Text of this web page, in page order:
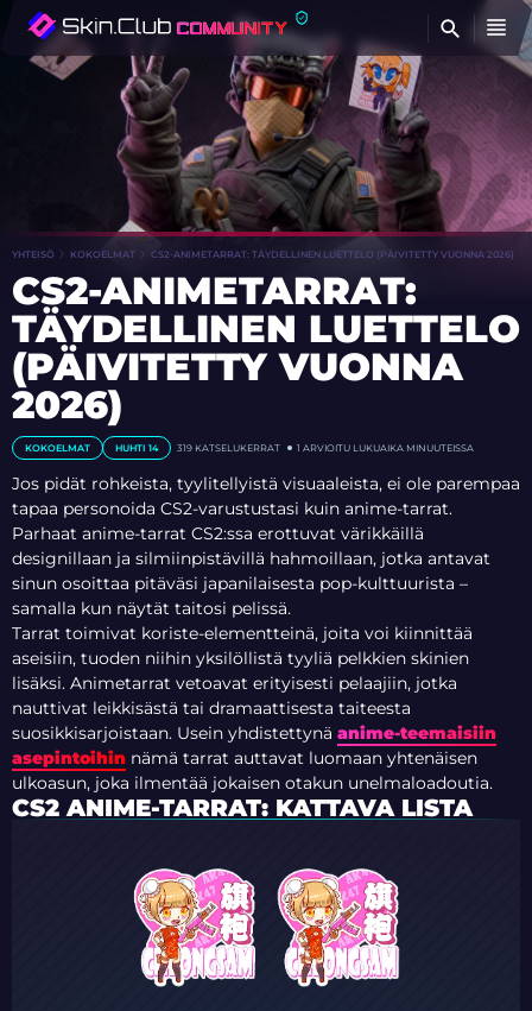
YHTEISÖ KOKOELMAT CS2-ANIMETARRAT: TÄYDELLINEN LUETTELO (PÄIVITETTY VUONNA 2026)
CS2-ANIMETARRAT:
TÄYDELLINEN LUETTELO
(PÄIVITETTY VUONNA
2026)
KOKOELMAT HUHTI 14 319 KATSELUKERRAT 1 ARVIOITU LUKUAIKA MINUUTEISSA
Jos pidät rohkeista, tyylitellyistä visuaaleista, ei ole parempaa
tapaa personoida CS2-varustustasi kuin anime-tarrat.
Parhaat anime-tarrat CS2:ssa erottuvat värikkäillä
designillaan ja silmiinpistävillä hahmoillaan, jotka antavat
sinun osoittaa pitäväsi japanilaisesta pop-kulttuurista –
samalla kun näytät taitosi pelissä.
Tarrat toimivat koriste-elementteinä, joita voi kiinnittää
aseisiin, tuoden niihin yksilöllistä tyyliä pelkkien skinien
lisäksi. Animetarrat vetoavat erityisesti pelaajiin, jotka
nauttivat leikkisästä tai dramaattisesta taiteesta
suosikkisarjoistaan. Usein yhdistettynä anime-teemaisiin
asepintoihin nämä tarrat auttavat luomaan yhtenäisen
ulkoasun, joka ilmentää jokaisen otakun unelmaloadoutia.
CS2 ANIME-TARRAT: KATTAVA LISTA